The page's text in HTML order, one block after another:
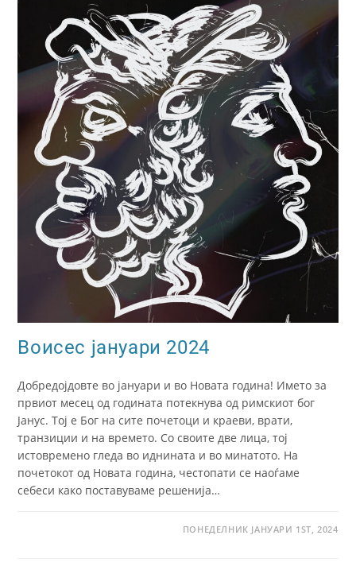
Воисес јануари 2024
Добредојдовте во јануари и во Новата година! Името за
првиот месец од годината потекнува од римскиот бог
Јанус. Тој е Бог на сите почетоци и краеви, врати,
транзиции и на времето. Со своите две лица, тој
истовремено гледа во иднината и во минатото. На
почетокот од Новата година, честопати се наоѓаме
себеси како поставуваме решенија…
ПОНЕДЕЛНИК ЈАНУАРИ 1ST, 2024